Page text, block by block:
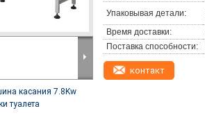
касания 7.8Kw
туалета
Упаковывая детали:
Время доставки:
Поставка способности:
контакт